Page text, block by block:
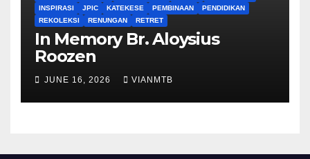
INSPIRASI
JPIC KATEKESE PEMBINAAN
PENDIDIKAN
REKOLEKSI
RENUNGAN RETRET
In Memory Br. Aloysius
Roozen
JUNE 16, 2026 VIANMTB